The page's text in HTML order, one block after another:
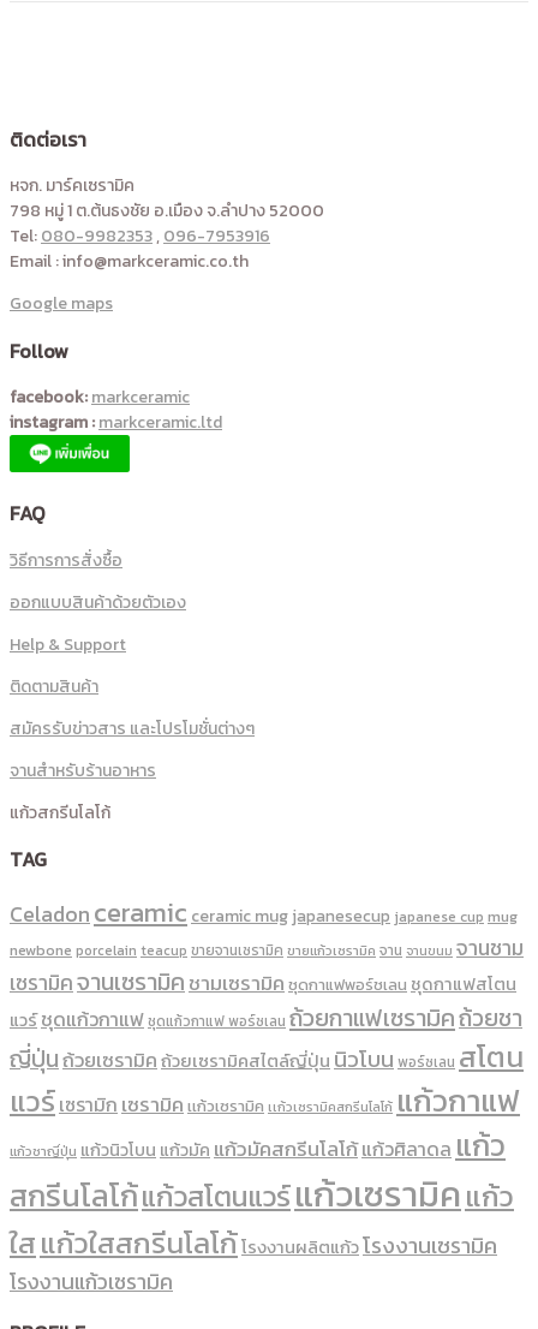
ติดต่อเรา
หจก. มาร์คเซรามิค
798 หมู่ 1 ต.ต้นธงชัย อ.เมือง จ.ลำปาง 52000
Tel:080-9982353,096-7953916
Email : info@markceramic.co.th
Google maps
Follow
facebook:markceramic
instagram :markceramic.ltd
FAQ
วิธีการการสั่งซื้อ
ออกแบบสินค้าด้วยตัวเอง
Help & Support
ติดตามสินค้า
สมัครรับข่าวสาร และโปรโมชั่นต่างๆ
จานสำหรับร้านอาหาร
แก้วสกรีนโลโก้
TAG
Celadonceramic ceramic mug japanesecup japanese cup mug
newbone porcelain teacup ขายจานเซรามิค ขายแก้วเซรามิค จาน จานขนม จานชาม
เซรามิคจานเซรามิคชามเซรามิคชุดกาแฟพอร์ชเลน ชุดกาแฟสโตน
แวร์ชุดแก้วกาแฟชุดแก้วกาแฟ พอร์ซเลน ถ้วยกาแฟเซรามิคถ้วยชา
ญี่ปุ่นถ้วยเซรามิคถ้วยเซรามิคสไตล์ญี่ปุ่นนิวโบนพอร์ซเลน สโตน
แวร์เซรามิกเซรามิคเเก้วเซรามิค เเก้วเซรามิคสกรีนโลโก้ แก้วกาแฟ
แก้วชาญี่ปุ่น แก้วนิวโบนแก้วมัคแก้วมัคสกรีนโลโก้แก้วศิลาดลแก้ว
สกรีนโลโก้แก้วสโตนแวร์แก้วเซรามิคแก้ว
ใสแก้วใสสกรีนโลโก้โรงงานผลิตแก้วโรงงานเซรามิค
โรงงานแก้วเซรามิค